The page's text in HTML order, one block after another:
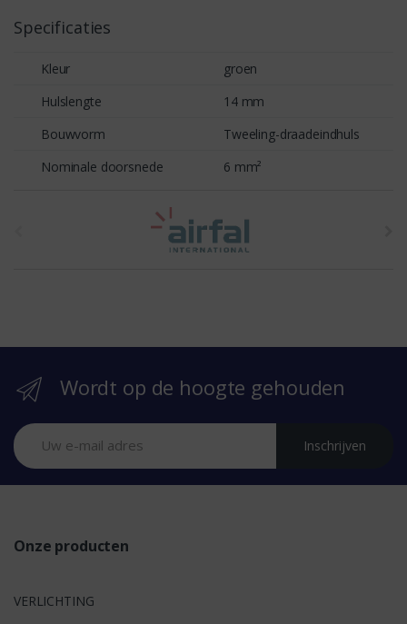
Specificaties
Kleur
groen
Hulslengte
14 mm
Bouwvorm
Tweeling-draadeindhuls
Nominale doorsnede
6 mm²
r
Wordt op de hoogte gehouden
Inschrijven
Onze producten
VERLICHTING